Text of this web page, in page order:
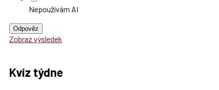
Nepoužívám AI
Odpověz
Zobraz výsledek
Kvíz týdne